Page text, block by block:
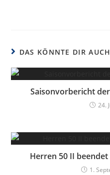
DAS KÖNNTE DIR
Saisonvorbericht
24.
Herren 50 II
1.